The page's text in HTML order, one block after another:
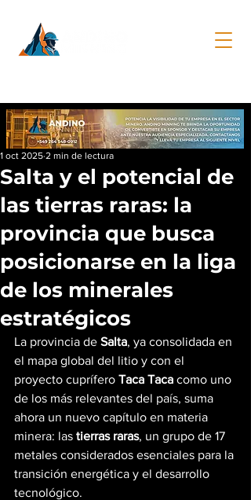
Salta y el potencial de
las tierras raras: la
provincia que busca
posicionarse en la liga
de los minerales
estratégicos
1 oct 2025 2 min de lectura
La provincia de Salta, ya consolidada en
el mapa global del litio y con el
proyecto cuprífero Taca Taca como uno
de los más relevantes del país, suma
ahora un nuevo capítulo en materia
minera: las tierras raras, un grupo de 17
metales considerados esenciales para la
transición energética y el desarrollo
tecnológico.